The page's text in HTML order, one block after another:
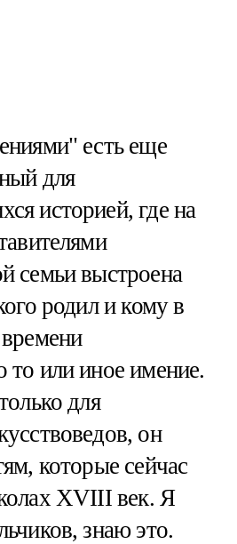
есть еще
для
историей, где на
семьи выстроена
родил и кому в
то или иное имение.
для
он
которые сейчас
XVIII век. Я
знаю это.